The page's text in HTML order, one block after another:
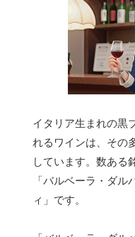
イタリア生まれの黒
れるワインは、その
しています。数ある
「バルベーラ・ダ
ィ」です。